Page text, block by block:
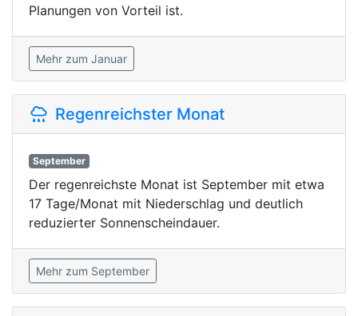
Planungen von Vorteil ist.
Mehr zum Januar
Regenreichster Monat
September
Der regenreichste Monat ist September mit etwa
17 Tage/Monat mit Niederschlag und deutlich
reduzierter Sonnenscheindauer.
Mehr zum September